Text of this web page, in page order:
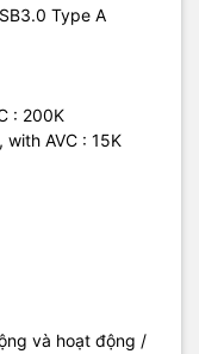
Type A
: 200K
AVC : 15K
và hoạt động /